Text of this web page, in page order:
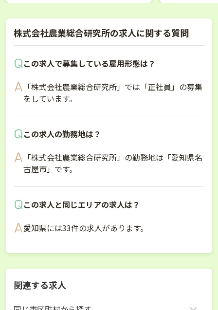
株式会社農業総合研究所の求人に関する質問
この求人で募集している雇用形態は？
「株式会社農業総合研究所」では「正社員」の募集
をしています。
この求人の勤務地は？
「株式会社農業総合研究所」の勤務地は「愛知県名
古屋市」です。
この求人と同じエリアの求人は？
愛知県には33件の求人があります。
関連する求人